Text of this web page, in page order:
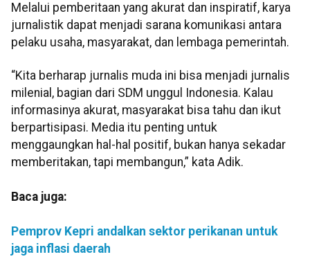
Melalui pemberitaan yang akurat dan inspiratif, karya
jurnalistik dapat menjadi sarana komunikasi antara
pelaku usaha, masyarakat, dan lembaga pemerintah.
“Kita berharap jurnalis muda ini bisa menjadi jurnalis
milenial, bagian dari SDM unggul Indonesia. Kalau
informasinya akurat, masyarakat bisa tahu dan ikut
berpartisipasi. Media itu penting untuk
menggaungkan hal-hal positif, bukan hanya sekadar
memberitakan, tapi membangun,” kata Adik.
Baca juga:
Pemprov Kepri andalkan sektor perikanan untuk
jaga inflasi daerah